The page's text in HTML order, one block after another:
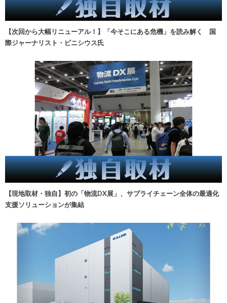
【次回から大幅リニューアル！】「今そこにある危機」を読み解く 国
際ジャーナリスト・ビニシウス氏
【現地取材・独自】初の「物流DX展」、サプライチェーン全体の最適化
支援ソリューションが集結